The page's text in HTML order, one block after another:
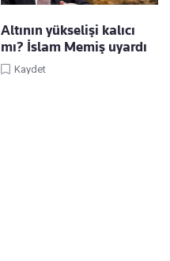
Altının yükselişi kalıcı
mı? İslam Memiş uyardı
Kaydet